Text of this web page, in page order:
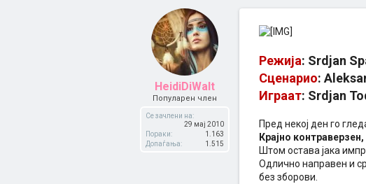
HeidiDiWalt
Популарен член
Се зачлени на:
29 мај 2010
Пораки:
1.163
Допаѓања:
1.515
Режија: Srdjan
Сценарио:
Играат: Srdjan
Пред некој ден го
Крајно
Штом остава јака
Одлично направен и
без зборови.